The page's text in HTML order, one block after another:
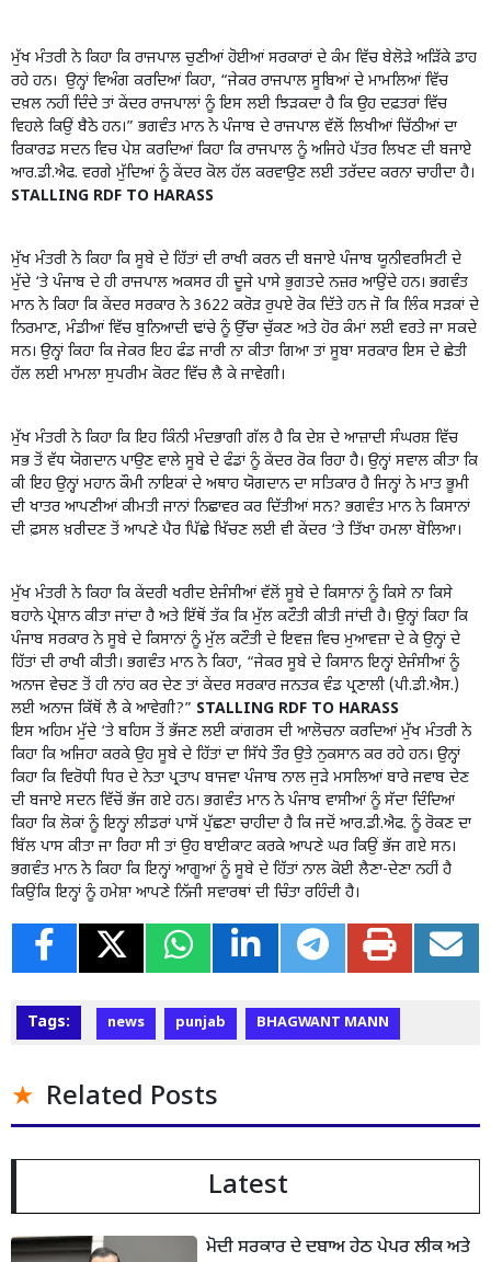
ਮੁੱਖ ਮੰਤਰੀ ਨੇ ਕਿਹਾ ਕਿ ਰਾਜਪਾਲ ਚੁਣੀਆਂ ਹੋਈਆਂ ਸਰਕਾਰਾਂ ਦੇ ਕੰਮ ਵਿੱਚ ਬੇਲੋੜੇ ਅੜਿੱਕੇ ਡਾਹ
ਰਹੇ ਹਨ। ਉਨ੍ਹਾਂ ਵਿਅੰਗ ਕਰਦਿਆਂ ਕਿਹਾ, “ਜੇਕਰ ਰਾਜਪਾਲ ਸੂਬਿਆਂ ਦੇ ਮਾਮਲਿਆਂ ਵਿੱਚ
ਦਖ਼ਲ ਨਹੀਂ ਦਿੰਦੇ ਤਾਂ ਕੇਂਦਰ ਰਾਜਪਾਲਾਂ ਨੂੰ ਇਸ ਲਈ ਝਿੜਕਦਾ ਹੈ ਕਿ ਉਹ ਦਫ਼ਤਰਾਂ ਵਿੱਚ
ਵਿਹਲੇ ਕਿਉਂ ਬੈਠੇ ਹਨ।” ਭਗਵੰਤ ਮਾਨ ਨੇ ਪੰਜਾਬ ਦੇ ਰਾਜਪਾਲ ਵੱਲੋਂ ਲਿਖੀਆਂ ਚਿੱਠੀਆਂ ਦਾ
ਰਿਕਾਰਡ ਸਦਨ ਵਿਚ ਪੇਸ਼ ਕਰਦਿਆਂ ਕਿਹਾ ਕਿ ਰਾਜਪਾਲ ਨੂੰ ਅਜਿਹੇ ਪੱਤਰ ਲਿਖਣ ਦੀ ਬਜਾਏ
ਆਰ.ਡੀ.ਐਫ. ਵਰਗੇ ਮੁੱਦਿਆਂ ਨੂੰ ਕੇਂਦਰ ਕੋਲ ਹੱਲ ਕਰਵਾਉਣ ਲਈ ਤਰੱਦਦ ਕਰਨਾ ਚਾਹੀਦਾ ਹੈ।
STALLING RDF TO HARASS
ਮੁੱਖ ਮੰਤਰੀ ਨੇ ਕਿਹਾ ਕਿ ਸੂਬੇ ਦੇ ਹਿੱਤਾਂ ਦੀ ਰਾਖੀ ਕਰਨ ਦੀ ਬਜਾਏ ਪੰਜਾਬ ਯੂਨੀਵਰਸਿਟੀ ਦੇ
ਮੁੱਦੇ ‘ਤੇ ਪੰਜਾਬ ਦੇ ਹੀ ਰਾਜਪਾਲ ਅਕਸਰ ਹੀ ਦੂਜੇ ਪਾਸੇ ਭੁਗਤਦੇ ਨਜ਼ਰ ਆਉਂਦੇ ਹਨ। ਭਗਵੰਤ
ਮਾਨ ਨੇ ਕਿਹਾ ਕਿ ਕੇਂਦਰ ਸਰਕਾਰ ਨੇ 3622 ਕਰੋੜ ਰੁਪਏ ਰੋਕ ਦਿੱਤੇ ਹਨ ਜੋ ਕਿ ਲਿੰਕ ਸੜਕਾਂ ਦੇ
ਨਿਰਮਾਣ, ਮੰਡੀਆਂ ਵਿੱਚ ਬੁਨਿਆਦੀ ਢਾਂਚੇ ਨੂੰ ਉੱਚਾ ਚੁੱਕਣ ਅਤੇ ਹੋਰ ਕੰਮਾਂ ਲਈ ਵਰਤੇ ਜਾ ਸਕਦੇ
ਸਨ। ਉਨ੍ਹਾਂ ਕਿਹਾ ਕਿ ਜੇਕਰ ਇਹ ਫੰਡ ਜਾਰੀ ਨਾ ਕੀਤਾ ਗਿਆ ਤਾਂ ਸੂਬਾ ਸਰਕਾਰ ਇਸ ਦੇ ਛੇਤੀ
ਹੱਲ ਲਈ ਮਾਮਲਾ ਸੁਪਰੀਮ ਕੋਰਟ ਵਿੱਚ ਲੈ ਕੇ ਜਾਵੇਗੀ।
ਮੁੱਖ ਮੰਤਰੀ ਨੇ ਕਿਹਾ ਕਿ ਇਹ ਕਿੰਨੀ ਮੰਦਭਾਗੀ ਗੱਲ ਹੈ ਕਿ ਦੇਸ਼ ਦੇ ਆਜ਼ਾਦੀ ਸੰਘਰਸ਼ ਵਿੱਚ
ਸਭ ਤੋਂ ਵੱਧ ਯੋਗਦਾਨ ਪਾਉਣ ਵਾਲੇ ਸੂਬੇ ਦੇ ਫੰਡਾਂ ਨੂੰ ਕੇਂਦਰ ਰੋਕ ਰਿਹਾ ਹੈ। ਉਨ੍ਹਾਂ ਸਵਾਲ ਕੀਤਾ ਕਿ
ਕੀ ਇਹ ਉਨ੍ਹਾਂ ਮਹਾਨ ਕੌਮੀ ਨਾਇਕਾਂ ਦੇ ਅਥਾਹ ਯੋਗਦਾਨ ਦਾ ਸਤਿਕਾਰ ਹੈ ਜਿਨ੍ਹਾਂ ਨੇ ਮਾਤ ਭੂਮੀ
ਦੀ ਖਾਤਰ ਆਪਣੀਆਂ ਕੀਮਤੀ ਜਾਨਾਂ ਨਿਛਾਵਰ ਕਰ ਦਿੱਤੀਆਂ ਸਨ? ਭਗਵੰਤ ਮਾਨ ਨੇ ਕਿਸਾਨਾਂ
ਦੀ ਫ਼ਸਲ ਖ਼ਰੀਦਣ ਤੋਂ ਆਪਣੇ ਪੈਰ ਪਿੱਛੇ ਖਿੱਚਣ ਲਈ ਵੀ ਕੇਂਦਰ ‘ਤੇ ਤਿੱਖਾ ਹਮਲਾ ਬੋਲਿਆ।
ਮੁੱਖ ਮੰਤਰੀ ਨੇ ਕਿਹਾ ਕਿ ਕੇਂਦਰੀ ਖਰੀਦ ਏਜੰਸੀਆਂ ਵੱਲੋਂ ਸੂਬੇ ਦੇ ਕਿਸਾਨਾਂ ਨੂੰ ਕਿਸੇ ਨਾ ਕਿਸੇ
ਬਹਾਨੇ ਪ੍ਰੇਸ਼ਾਨ ਕੀਤਾ ਜਾਂਦਾ ਹੈ ਅਤੇ ਇੱਥੋਂ ਤੱਕ ਕਿ ਮੁੱਲ ਕਟੌਤੀ ਕੀਤੀ ਜਾਂਦੀ ਹੈ। ਉਨ੍ਹਾਂ ਕਿਹਾ ਕਿ
ਪੰਜਾਬ ਸਰਕਾਰ ਨੇ ਸੂਬੇ ਦੇ ਕਿਸਾਨਾਂ ਨੂੰ ਮੁੱਲ ਕਟੌਤੀ ਦੇ ਇਵਜ਼ ਵਿਚ ਮੁਆਵਜ਼ਾ ਦੇ ਕੇ ਉਨ੍ਹਾਂ ਦੇ
ਹਿੱਤਾਂ ਦੀ ਰਾਖੀ ਕੀਤੀ। ਭਗਵੰਤ ਮਾਨ ਨੇ ਕਿਹਾ, “ਜੇਕਰ ਸੂਬੇ ਦੇ ਕਿਸਾਨ ਇਨ੍ਹਾਂ ਏਜੰਸੀਆਂ ਨੂੰ
ਅਨਾਜ ਵੇਚਣ ਤੋਂ ਹੀ ਨਾਂਹ ਕਰ ਦੇਣ ਤਾਂ ਕੇਂਦਰ ਸਰਕਾਰ ਜਨਤਕ ਵੰਡ ਪ੍ਰਣਾਲੀ (ਪੀ.ਡੀ.ਐਸ.)
ਲਈ ਅਨਾਜ ਕਿੱਥੋਂ ਲੈ ਕੇ ਆਵੇਗੀ?” STALLING RDF TO HARASS
ਇਸ ਅਹਿਮ ਮੁੱਦੇ ‘ਤੇ ਬਹਿਸ ਤੋਂ ਭੱਜਣ ਲਈ ਕਾਂਗਰਸ ਦੀ ਆਲੋਚਨਾ ਕਰਦਿਆਂ ਮੁੱਖ ਮੰਤਰੀ ਨੇ
ਕਿਹਾ ਕਿ ਅਜਿਹਾ ਕਰਕੇ ਉਹ ਸੂਬੇ ਦੇ ਹਿੱਤਾਂ ਦਾ ਸਿੱਧੇ ਤੌਰ ਉਤੇ ਨੁਕਸਾਨ ਕਰ ਰਹੇ ਹਨ। ਉਨ੍ਹਾਂ
ਕਿਹਾ ਕਿ ਵਿਰੋਧੀ ਧਿਰ ਦੇ ਨੇਤਾ ਪ੍ਰਤਾਪ ਬਾਜਵਾ ਪੰਜਾਬ ਨਾਲ ਜੁੜੇ ਮਸਲਿਆਂ ਬਾਰੇ ਜਵਾਬ ਦੇਣ
ਦੀ ਬਜਾਏ ਸਦਨ ਵਿੱਚੋਂ ਭੱਜ ਗਏ ਹਨ। ਭਗਵੰਤ ਮਾਨ ਨੇ ਪੰਜਾਬ ਵਾਸੀਆਂ ਨੂੰ ਸੱਦਾ ਦਿੰਦਿਆਂ
ਕਿਹਾ ਕਿ ਲੋਕਾਂ ਨੂੰ ਇਨ੍ਹਾਂ ਲੀਡਰਾਂ ਪਾਸੋਂ ਪੁੱਛਣਾ ਚਾਹੀਦਾ ਹੈ ਕਿ ਜਦੋਂ ਆਰ.ਡੀ.ਐਫ. ਨੂੰ ਰੋਕਣ ਦਾ
ਬਿੱਲ ਪਾਸ ਕੀਤਾ ਜਾ ਰਿਹਾ ਸੀ ਤਾਂ ਉਹ ਬਾਈਕਾਟ ਕਰਕੇ ਆਪਣੇ ਘਰ ਕਿਉਂ ਭੱਜ ਗਏ ਸਨ।
ਭਗਵੰਤ ਮਾਨ ਨੇ ਕਿਹਾ ਕਿ ਇਨ੍ਹਾਂ ਆਗੂਆਂ ਨੂੰ ਸੂਬੇ ਦੇ ਹਿੱਤਾਂ ਨਾਲ ਕੋਈ ਲੈਣਾ-ਦੇਣਾ ਨਹੀਂ ਹੈ
ਕਿਉਂਕਿ ਇਨ੍ਹਾਂ ਨੂੰ ਹਮੇਸ਼ਾ ਆਪਣੇ ਨਿੱਜੀ ਸਵਾਰਥਾਂ ਦੀ ਚਿੰਤਾ ਰਹਿੰਦੀ ਹੈ।
Tags: news punjab BHAGWANT MANN
Related Posts
Latest
ਮੋਦੀ ਸਰਕਾਰ ਦੇ ਦਬਾਅ ਹੇਠ ਪੇਪਰ ਲੀਕ ਅਤੇ